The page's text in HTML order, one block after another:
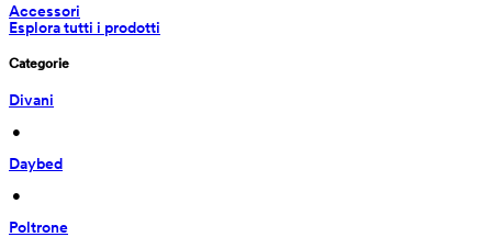
Accessori
Esplora tutti i prodotti
Categorie
Divani
•
Daybed
•
Poltrone